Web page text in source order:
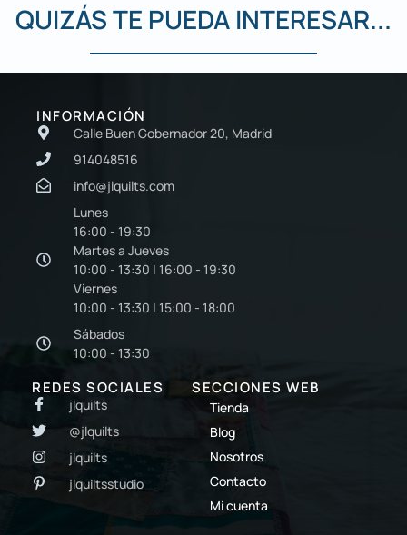
QUIZÁS TE PUEDA INTERESAR...
INFORMACIÓN
Calle Buen Gobernador 20, Madrid
914048516
info@jlquilts.com
Lunes
16:00 - 19:30
Martes a Jueves
10:00 - 13:30 | 16:00 - 19:30
Viernes
10:00 - 13:30 | 15:00 - 18:00
Sábados
10:00 - 13:30
REDES SOCIALES
jlquilts
@jlquilts
jlquilts
jlquiltsstudio
SECCIONES WEB
Tienda
Blog
Nosotros
Contacto
Mi cuenta